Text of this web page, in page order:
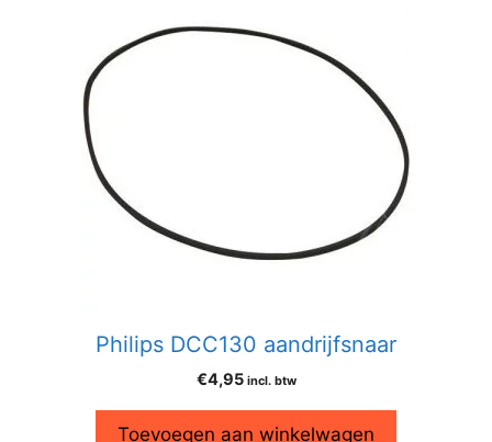
Philips DCC130 aandrijfsnaar
€4,95 incl. btw
Toevoegen aan winkelwagen